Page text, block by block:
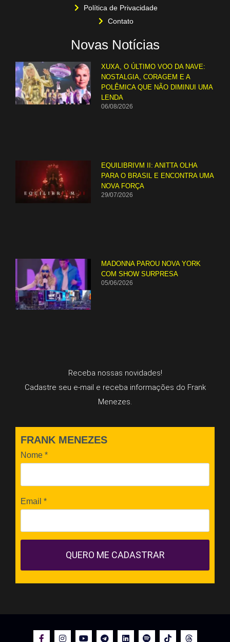
Política de Privacidade
Contato
Novas Notícias
XUXA, O ÚLTIMO VOO DA NAVE:
NOSTALGIA, CORAGEM E A
POLÊMICA QUE NÃO DIMINUI UMA
LENDA
06/08/2026
EQUILIBRIVM II: ANITTA OLHA
PARA O BRASIL E ENCONTRA UMA
NOVA FORÇA
29/07/2026
MADONNA PAROU NOVA YORK
COM SHOW SURPRESA
05/06/2026
Receba nossas novidades!
Cadastre seu e-mail e receba informações do Frank
Menezes.
FRANK MENEZES
Nome *
Email *
QUERO ME CADASTRAR